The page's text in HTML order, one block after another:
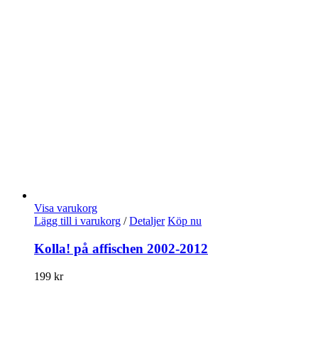
Visa varukorg
Lägg till i varukorg / Detaljer Köp nu
Kolla! på affischen 2002-2012
199 kr